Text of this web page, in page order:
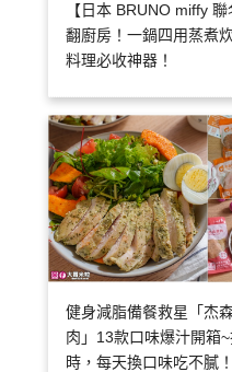
【日本 BRUNO miffy
翻廚房！一鍋四用蒸煮
料理必收神器！
健身減脂備餐救星「杰
肉」13款口味爆汁開箱
時，每天換口味吃不膩！